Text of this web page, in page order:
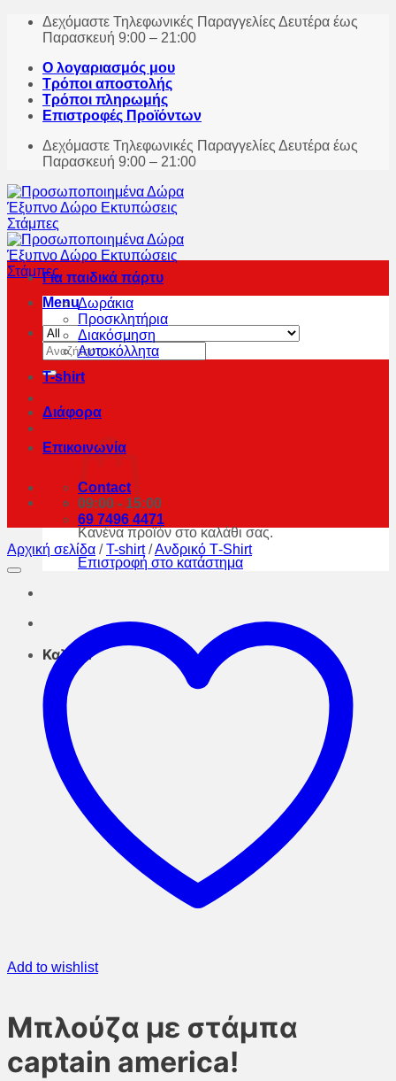
Skip
Δεχόμαστε Τηλεφωνικές Παραγγελίες Δευτέρα έως
Παρασκευή 9:00 – 21:00
Ο λογαριασμός μου
Τρόποι αποστολής
Τρόποι πληρωμής
Επιστροφές Προϊόντων
Δεχόμαστε Τηλεφωνικές Παραγγελίες Δευτέρα έως
Παρασκευή 9:00 – 21:00
Menu
Αναζήτηση
για:
Κανένα προϊόν στο καλάθι σας.
Επιστροφή στο κατάστημα
Καλάθι
Για παιδικά πάρτυ
Δωράκια
Προσκλητήρια
Διακόσμηση
Αυτοκόλλητα
T-shirt
Διάφορα
Επικοινωνία
Contact
09:00 - 15:00
69 7496 4471
Αρχική σελίδα / T-shirt /Aνδρικό Τ-Shirt
Add to wishlist
Μπλούζα με στάμπα
captain america!